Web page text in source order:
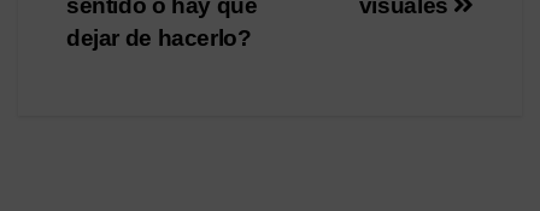
entradas
visuales
sentido o hay que
dejar de hacerlo?